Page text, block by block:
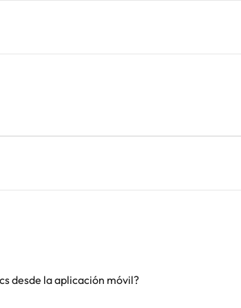
desde la aplicación móvil?